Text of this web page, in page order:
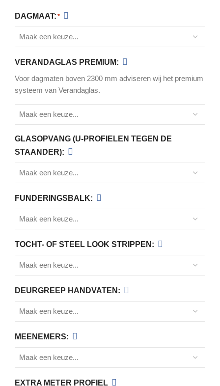
DAGMAAT: *
VERANDAGLAS PREMIUM:
Voor dagmaten boven 2300 mm adviseren wij het premium
systeem van Verandaglas.
GLASOPVANG (U-PROFIELEN TEGEN DE
STAANDER):
FUNDERINGSBALK:
TOCHT- OF STEEL LOOK STRIPPEN:
DEURGREEP HANDVATEN:
MEENEMERS:
EXTRA METER PROFIEL